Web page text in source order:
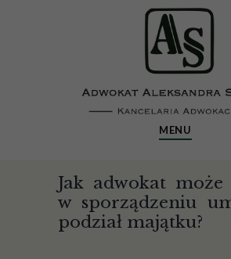
MENU
Jak adwokat
w sporządzeniu
podział majątku?